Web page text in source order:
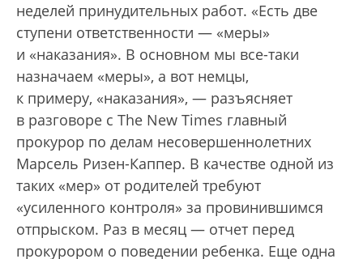
неделей принудительных работ. «Есть две
ступени ответственности — «меры»
и «наказания». В основном мы все-таки
назначаем «меры», а вот немцы,
к примеру, «наказания», — разъясняет
в разговоре с The New Times главный
прокурор по делам несовершеннолетних
Марсель Ризен-Каппер. В качестве одной из
таких «мер» от родителей требуют
«усиленного контроля» за провинившимся
отпрыском. Раз в месяц — отчет перед
прокурором о поведении ребенка. Еще одна